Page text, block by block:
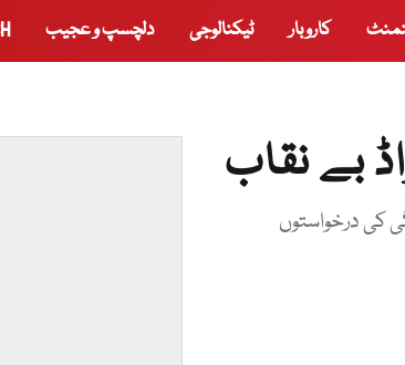
کاروبار ٹیکنالوجی دلچسپ و عجیب
بے نقاب
کی درخواستوں